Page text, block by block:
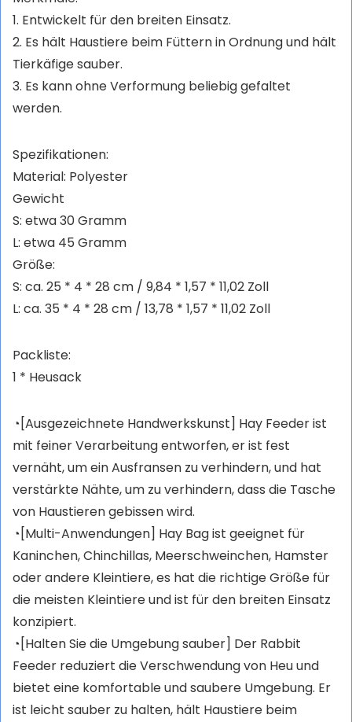
1. Entwickelt für den breiten Einsatz.
2. Es hält Haustiere beim Füttern in Ordnung und hält
Tierkäfige sauber.
3. Es kann ohne Verformung beliebig gefaltet
werden.
Spezifikationen:
Material: Polyester
Gewicht
S: etwa 30 Gramm
L: etwa 45 Gramm
Größe:
S: ca. 25 * 4 * 28 cm / 9,84 * 1,57 * 11,02 Zoll
L: ca. 35 * 4 * 28 cm / 13,78 * 1,57 * 11,02 Zoll
Packliste:
1 * Heusack
◔[Ausgezeichnete Handwerkskunst] Hay Feeder ist
mit feiner Verarbeitung entworfen, er ist fest
vernäht, um ein Ausfransen zu verhindern, und hat
verstärkte Nähte, um zu verhindern, dass die Tasche
von Haustieren gebissen wird.
◔[Multi-Anwendungen] Hay Bag ist geeignet für
Kaninchen, Chinchillas, Meerschweinchen, Hamster
oder andere Kleintiere, es hat die richtige Größe für
die meisten Kleintiere und ist für den breiten Einsatz
konzipiert.
◔[Halten Sie die Umgebung sauber] Der Rabbit
Feeder reduziert die Verschwendung von Heu und
bietet eine komfortable und saubere Umgebung. Er
ist leicht sauber zu halten, hält Haustiere beim